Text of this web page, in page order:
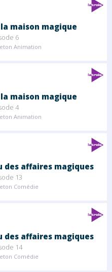
maison magique
6
Animation
maison magique
4
Animation
des affaires magiques
13
Comédie
des affaires magiques
14
Comédie